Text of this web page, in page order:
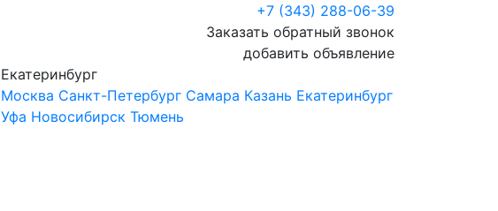
+7 (343) 288-06-39
Заказать обратный звонок
добавить объявление
Екатеринбург
Москва Санкт-Петербург Самара Казань Екатеринбург
Уфа Новосибирск Тюмень